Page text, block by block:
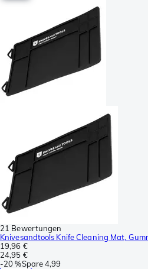
21 Bewertungen
Knivesandtools Knife Cleaning Mat,
19,96 €
24,95 €
-20 %Spare4,99